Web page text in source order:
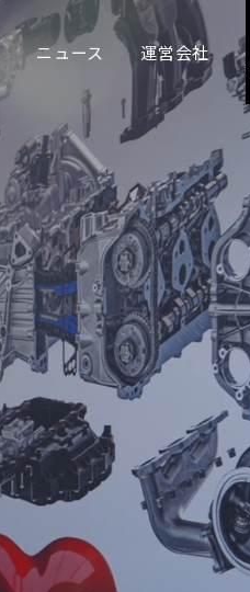
ニュース 運営会社